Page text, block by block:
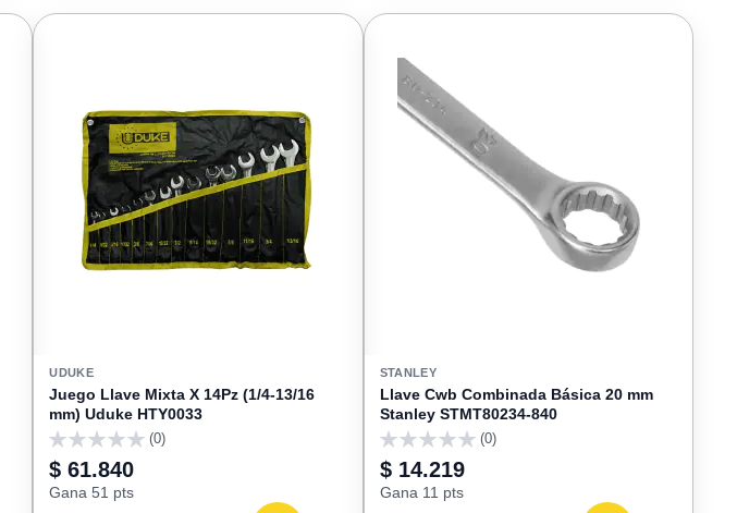
FAVORITOS FAVORITOS
UDUKE
Juego Llave Mixta X 14Pz (1/4-13/16
mm) Uduke HTY0033
(0)
$ 61.840
Gana 51 pts
STANLEY
Llave Cwb Combinada Básica 20 mm
Stanley STMT80234-840
(0)
$ 14.219
Gana 11 pts